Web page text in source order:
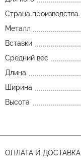
Страна производства
Металл
Вставки
Средний вес
Длина
Ширина
Высота
ОПЛАТА И ДОСТАВКА